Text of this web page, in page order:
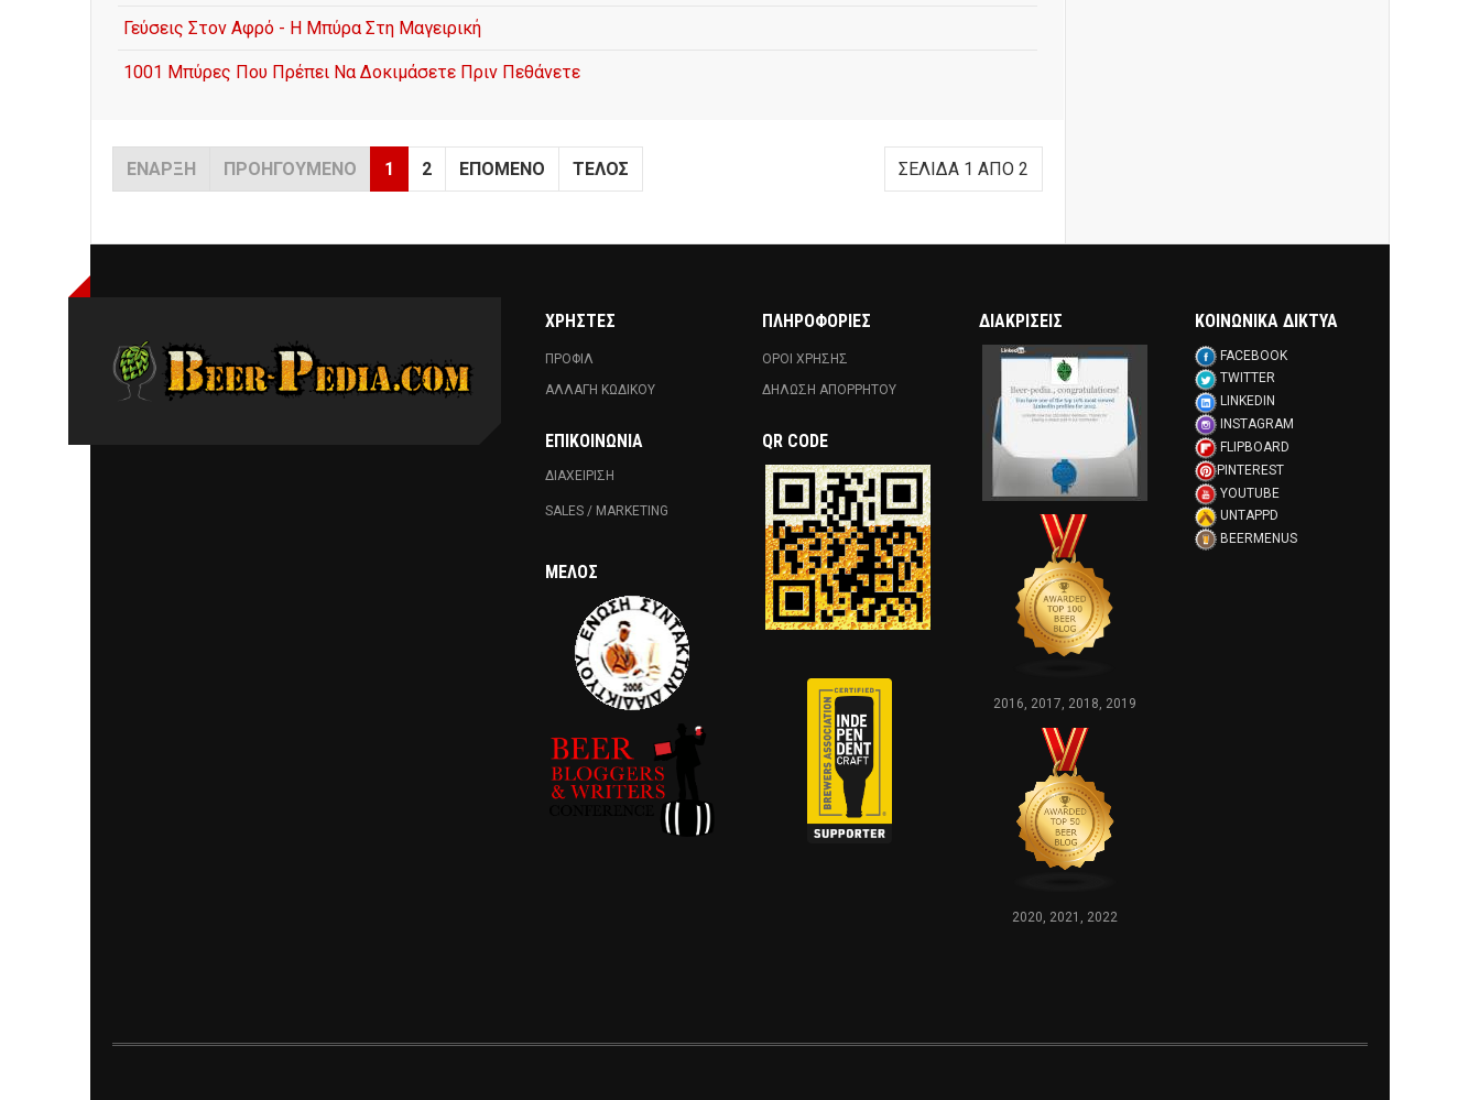
Γεύσεις Στον Αφρό - Η Μπύρα Στη Μαγειρική
1001 Μπύρες Που Πρέπει Να Δοκιμάσετε Πριν Πεθάνετε
ΣΕΛΊΔΑ 1 ΑΠΌ 2
ΈΝΑΡΞΗ ΠΡΟΗΓΟΎΜΕΝΟ 1 2 ΕΠΌΜΕΝΟ ΤΈΛΟΣ
ΧΡΗΣΤΕΣ
ΠΡΟΦΙΛ
ΑΛΛΑΓΗ ΚΩΔΙΚΟΥ
ΕΠΙΚΟΙΝΩΝΊΑ
ΔΙΑΧΕΙΡΙΣΗ
SALES / MARKETING
ΜΈΛΟΣ
ΠΛΗΡΟΦΟΡΙΕΣ
ΟΡΟΙ ΧΡΗΣΗΣ
ΔΗΛΩΣΗ ΑΠΟΡΡΗΤΟΥ
QR CODE
ΔΙΑΚΡΊΣΕΙΣ
2016, 2017, 2018, 2019
2020, 2021, 2022
ΚΟΙΝΩΝΙΚΑ ΔΙΚΤΥΑ
FACEBOOK
TWITTER
LINKEDIN
INSTAGRAM
FLIPBOARD
PINTEREST
YOUTUBE
UNTAPPD
BEERMENUS